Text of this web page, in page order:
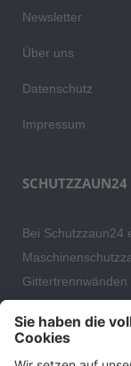
Newsletter
Über uns
Datenschutz
Impressum
SCHUTZZAUN24
Bei Schutzzaun24
hochwertige